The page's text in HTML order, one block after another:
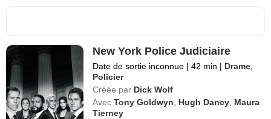
New York Police Judiciaire
Date de sortie inconnue | 42 min | Drame
Policier
Créée par Dick Wolf
Avec Tony Goldwyn Hugh Dancy Maura
Tierney